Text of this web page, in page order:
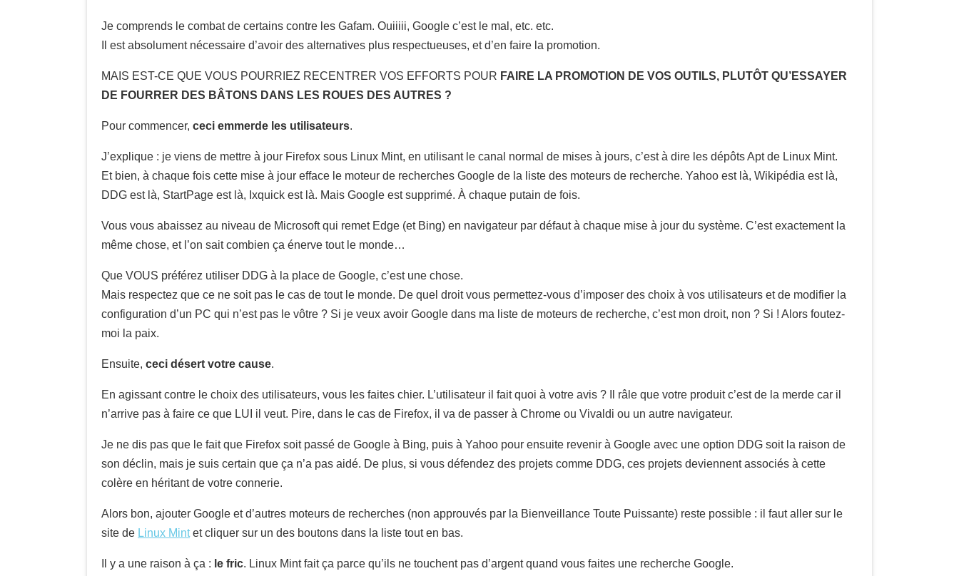
Je comprends le combat de certains contre les Gafam. Ouiiiii, Google c’est le mal, etc. etc.
Il est absolument nécessaire d’avoir des alternatives plus respectueuses, et d’en faire la promotion.
MAIS EST-CE QUE VOUS POURRIEZ RECENTRER VOS EFFORTS POUR FAIRE LA PROMOTION DE VOS OUTILS, PLUTÔT QU’ESSAYER
DE FOURRER DES BÂTONS DANS LES ROUES DES AUTRES ?
Pour commencer, ceci emmerde les utilisateurs.
J’explique : je viens de mettre à jour Firefox sous Linux Mint, en utilisant le canal normal de mises à jours, c’est à dire les dépôts Apt de Linux Mint.
Et bien, à chaque fois cette mise à jour efface le moteur de recherches Google de la liste des moteurs de recherche. Yahoo est là, Wikipédia est là,
DDG est là, StartPage est là, Ixquick est là. Mais Google est supprimé. À chaque putain de fois.
Vous vous abaissez au niveau de Microsoft qui remet Edge (et Bing) en navigateur par défaut à chaque mise à jour du système. C’est exactement la
même chose, et l’on sait combien ça énerve tout le monde…
Que VOUS préférez utiliser DDG à la place de Google, c’est une chose.
Mais respectez que ce ne soit pas le cas de tout le monde. De quel droit vous permettez-vous d’imposer des choix à vos utilisateurs et de modifier la
configuration d’un PC qui n’est pas le vôtre ? Si je veux avoir Google dans ma liste de moteurs de recherche, c’est mon droit, non ? Si ! Alors foutez-
moi la paix.
Ensuite, ceci désert votre cause.
En agissant contre le choix des utilisateurs, vous les faites chier. L’utilisateur il fait quoi à votre avis ? Il râle que votre produit c’est de la merde car il
n’arrive pas à faire ce que LUI il veut. Pire, dans le cas de Firefox, il va de passer à Chrome ou Vivaldi ou un autre navigateur.
Je ne dis pas que le fait que Firefox soit passé de Google à Bing, puis à Yahoo pour ensuite revenir à Google avec une option DDG soit la raison de
son déclin, mais je suis certain que ça n’a pas aidé. De plus, si vous défendez des projets comme DDG, ces projets deviennent associés à cette
colère en héritant de votre connerie.
Alors bon, ajouter Google et d’autres moteurs de recherches (non approuvés par la Bienveillance Toute Puissante) reste possible : il faut aller sur le
site de Linux Mintet cliquer sur un des boutons dans la liste tout en bas.
Il y a une raison à ça : le fric. Linux Mint fait ça parce qu’ils ne touchent pas d’argent quand vous faites une recherche Google.